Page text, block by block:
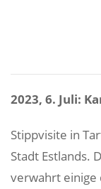
2023, 6. Juli:
Stippvisite in
Stadt Estlands.
verwahrt einige